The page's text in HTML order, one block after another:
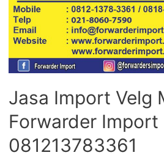
Jasa Import Velg
Forwarder Import |
081213783361